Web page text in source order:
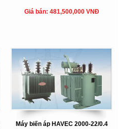
Giá bán: 481,500,000 VNĐ
Máy biến áp HAVEC 2000-22/0.4